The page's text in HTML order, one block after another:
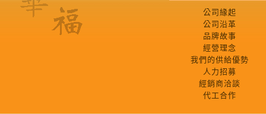
公司緣起
公司沿革
品牌故事
經營理念
我們的供給優勢
人力招募
經銷商洽談
代工合作